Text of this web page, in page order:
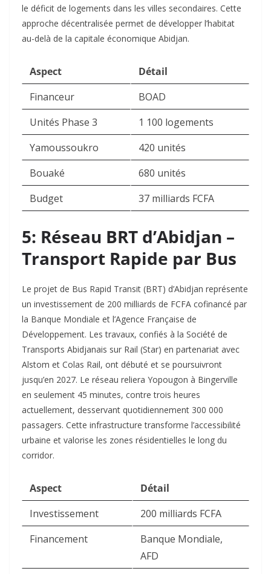
le déficit de logements dans les villes secondaires. Cette
approche décentralisée permet de développer l’habitat
au-delà de la capitale économique Abidjan.​
Aspect
Détail
Financeur
BOAD
Unités Phase 3
1 100 logements
Yamoussoukro
420 unités
Bouaké
680 unités
Budget
37 milliards FCFA
5: Réseau BRT d’Abidjan –
Transport Rapide par Bus
Le projet de Bus Rapid Transit (BRT) d’Abidjan représente
un investissement de 200 milliards de FCFA cofinancé par
la Banque Mondiale et l’Agence Française de
Développement. Les travaux, confiés à la Société de
Transports Abidjanais sur Rail (Star) en partenariat avec
Alstom et Colas Rail, ont débuté et se poursuivront
jusqu’en 2027. Le réseau reliera Yopougon à Bingerville
en seulement 45 minutes, contre trois heures
actuellement, desservant quotidiennement 300 000
passagers. Cette infrastructure transforme l’accessibilité
urbaine et valorise les zones résidentielles le long du
corridor.
Aspect
Détail
Investissement
200 milliards FCFA
Financement
Banque Mondiale,
AFD